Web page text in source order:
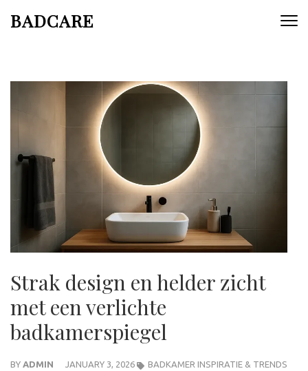
BADCARE
Strak design en helder zicht
met een verlichte
badkamerspiegel
BY ADMIN JANUARY 3, 2026 BADKAMER INSPIRATIE & TRENDS